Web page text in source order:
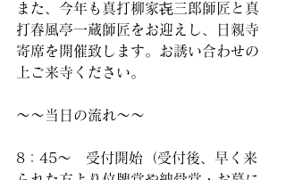
また、今年も真打柳家㐂三郎師匠と真
打春風亭一蔵師匠をお迎えし、日親寺
寄席を開催致します。お誘い合わせの
上ご来寺ください。
～～当日の流れ～～
8：45～　受付開始（受付後、早く来